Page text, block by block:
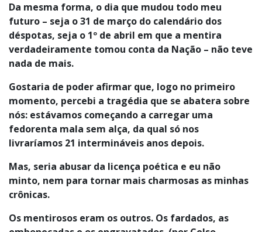
Da mesma forma, o dia que mudou todo meu
futuro – seja o 31 de março do calendário dos
déspotas, seja o 1º de abril em que a mentira
verdadeiramente tomou conta da Nação – não teve
nada de mais.
Gostaria de poder afirmar que, logo no primeiro
momento, percebi a tragédia que se abatera sobre
nós: estávamos começando a carregar uma
fedorenta mala sem alça, da qual só nos
livraríamos 21 intermináveis anos depois.
Mas, seria abusar da licença poética e eu não
minto, nem para tornar mais charmosas as minhas
crônicas.
Os mentirosos eram os outros. Os fardados, as